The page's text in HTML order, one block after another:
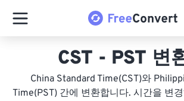
CST - PST 변
China Standard Time(CST)와
Time(PST) 간에 변환합니다. 시간을 변